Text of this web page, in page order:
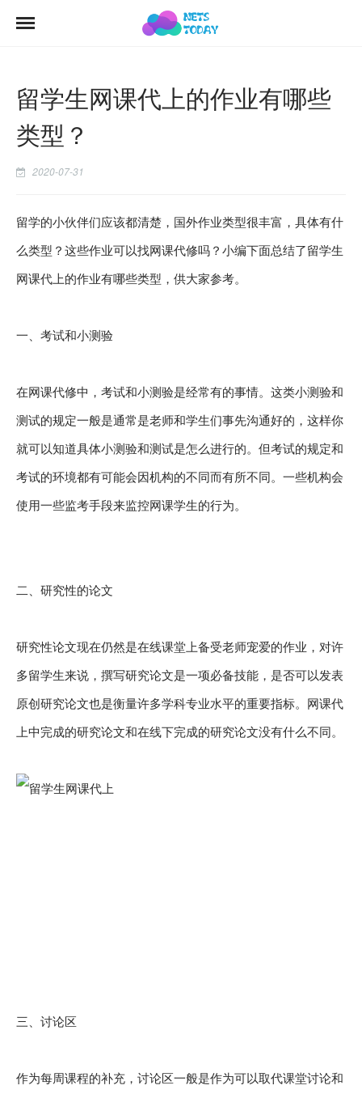
留学生网课代上的作业有哪些
类型？
2020-07-31
留学的小伙伴们应该都清楚，国外作业类型很丰富，具体有什
么类型？这些作业可以找网课代修吗？小编下面总结了留学生
网课代上的作业有哪些类型，供大家参考。
一、考试和小测验
在网课代修中，考试和小测验是经常有的事情。这类小测验和
测试的规定一般是通常是老师和学生们事先沟通好的，这样你
就可以知道具体小测验和测试是怎么进行的。但考试的规定和
考试的环境都有可能会因机构的不同而有所不同。一些机构会
使用一些监考手段来监控网课学生的行为。
二、研究性的论文
研究性论文现在仍然是在线课堂上备受老师宠爱的作业，对许
多留学生来说，撰写研究论文是一项必备技能，是否可以发表
原创研究论文也是衡量许多学科专业水平的重要指标。网课代
上中完成的研究论文和在线下完成的研究论文没有什么不同。
三、讨论区
作为每周课程的补充，讨论区一般是作为可以取代课堂讨论和